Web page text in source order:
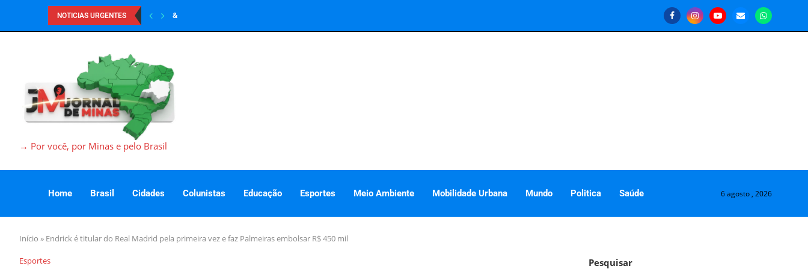
NOTICIAS URGENTES &
→ Por você, por Minas e pelo Brasil
Home Brasil Cidades Colunistas Educação Esportes Meio Ambiente Mobilidade Urbana Mundo Politica Saúde 6 agosto , 2026
Início » Endrick é titular do Real Madrid pela primeira vez e faz Palmeiras embolsar R$ 450 mil
Esportes Pesquisar